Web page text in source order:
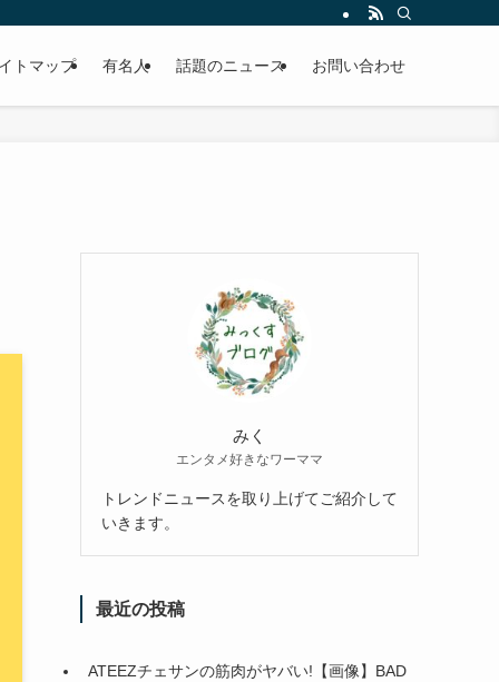
トマップ 有名人 話題のニュース お問い合わせ
みく
エンタメ好きなワーママ
トレンドニュースを取り上げてご紹介して
いきます。
最近の投稿
ATEEZチェサンの筋肉がヤバい!【画像】BAD